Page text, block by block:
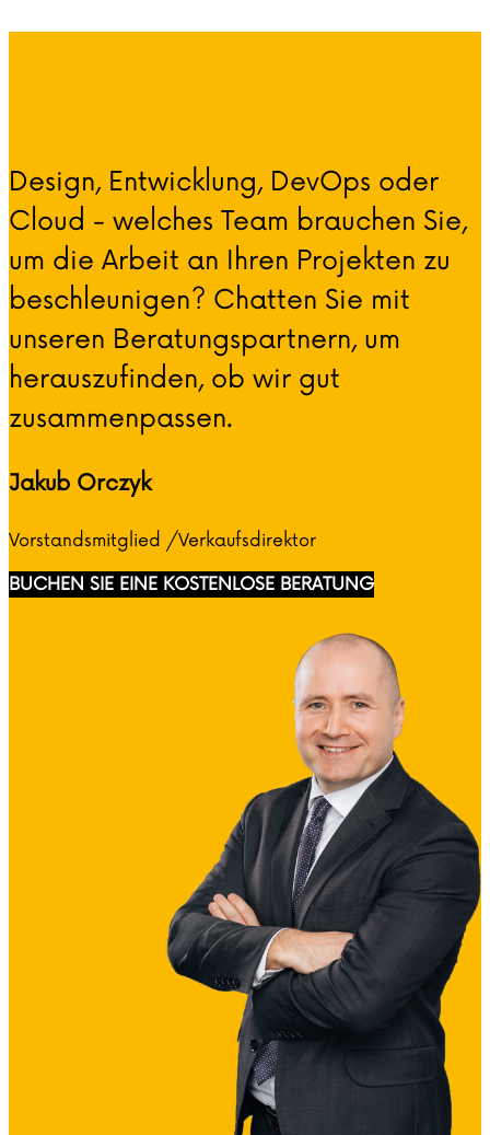
Design, Entwicklung, DevOps oder
Cloud - welches Team brauchen Sie,
um die Arbeit an Ihren Projekten zu
beschleunigen? Chatten Sie mit
unseren Beratungspartnern, um
herauszufinden, ob wir gut
zusammenpassen.
Jakub Orczyk
Vorstandsmitglied /Verkaufsdirektor
BUCHEN SIE EINE KOSTENLOSE BERATUNG